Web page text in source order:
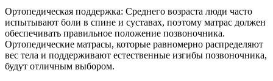
Ортопедическая поддержка: Среднего возраста люди часто
испытывают боли в спине и суставах, поэтому матрас должен
обеспечивать правильное положение позвоночника.
Ортопедические матрасы, которые равномерно распределяют
вес тела и поддерживают естественные изгибы позвоночника,
будут отличным выбором.